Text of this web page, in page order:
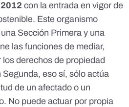
con la entrada en vigor de
. Este organismo
Sección Primera y una
las funciones de mediar,
derechos de propiedad
eso sí, sólo actúa
de un afectado o un
No puede actuar por propia